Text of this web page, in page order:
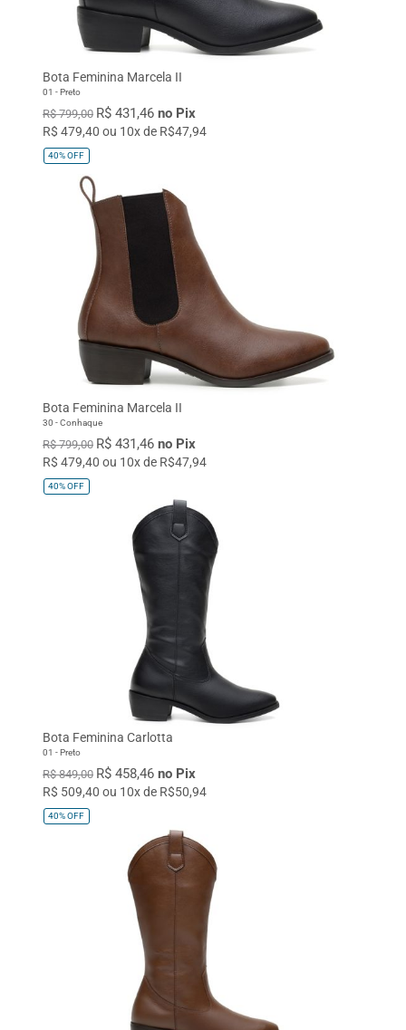
Bota Feminina Marcela II
01 - Preto
R$ 799,00 R$ 431,46 no Pix
R$ 479,40 ou 10x de R$47,94
40%OFF
Bota Feminina Marcela II
30 - Conhaque
R$ 799,00 R$ 431,46 no Pix
R$ 479,40 ou 10x de R$47,94
40%OFF
Bota Feminina Carlotta
01 - Preto
R$ 849,00 R$ 458,46 no Pix
R$ 509,40 ou 10x de R$50,94
40%OFF